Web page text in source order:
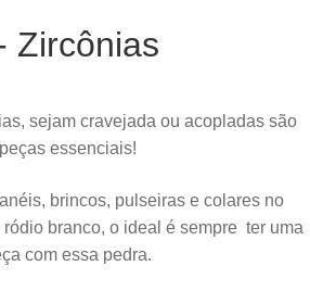
Zircônias
sejam cravejada ou acopladas são
peças essenciais!
brincos, pulseiras e colares no
branco, o ideal é sempre ter uma
com essa pedra.